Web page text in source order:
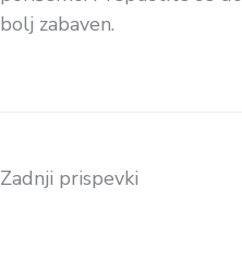
bolj zabaven.
Zadnji prispevki